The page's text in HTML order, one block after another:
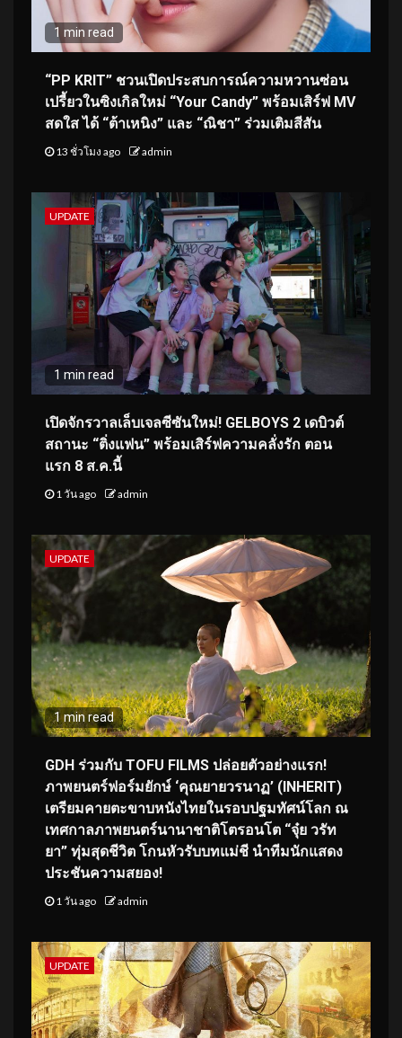
1 min read
“PP KRIT” ชวนเปิดประสบการณ์ความหวานซ่อน
เปรี้ยวในซิงเกิลใหม่ “Your Candy” พร้อมเสิร์ฟ MV
สดใส ได้ “ต้าเหนิง” และ “ณิชา” ร่วมเติมสีสัน
13 ชั่วโมง ago admin
UPDATE
1 min read
เปิดจักรวาลเล็บเจลซีซันใหม่! GELBOYS 2 เดบิวต์
สถานะ “ติ่งแฟน” พร้อมเสิร์ฟความคลั่งรัก ตอน
แรก 8 ส.ค.นี้
1 วัน ago admin
UPDATE
1 min read
GDH ร่วมกับ TOFU FILMS ปล่อยตัวอย่างแรก!
ภาพยนตร์ฟอร์มยักษ์ ‘คุณยายวรนาฏ’ (INHERIT)
เตรียมคายตะขาบหนังไทยในรอบปฐมทัศน์โลก ณ
เทศกาลภาพยนตร์นานาชาติโตรอนโต “จุ๋ย วรัท
ยา” ทุ่มสุดชีวิต โกนหัวรับบทแม่ชี นำทีมนักแสดง
ประชันความสยอง!
1 วัน ago admin
UPDATE